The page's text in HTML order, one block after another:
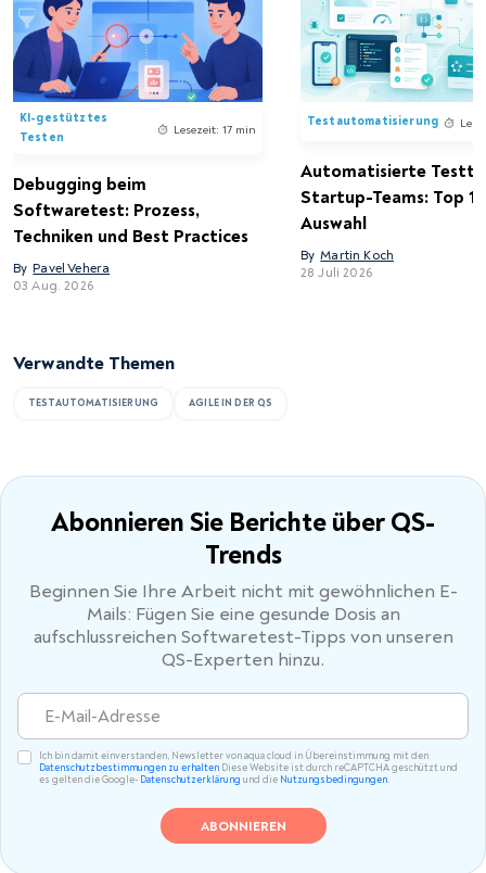
KI-gestütztes
Testen
Lesezeit: 17 min
Debugging beim
Softwaretest: Prozess,
Techniken und Best Practices
By Pavel Vehera
03 Aug. 2026
Testautomatisierung
Automatisierte
Startup-Teams: Top 15
Auswahl
By Martin Koch
28 Juli 2026
Verwandte Themen
TESTAUTOMATISIERUNG AGILE IN DER QS
Abonnieren Sie Berichte über QS-
Trends
Beginnen Sie Ihre Arbeit nicht mit gewöhnlichen E-
Mails: Fügen Sie eine gesunde Dosis an
aufschlussreichen Softwaretest-Tipps von unseren
QS-Experten hinzu.
Ich bin damit einverstanden, Newsletter von aqua cloud in Übereinstimmung mit den
Datenschutzbestimmungen zu erhalten Diese Website ist durch reCAPTCHA geschützt und
es gelten die Google- Datenschutzerklärung und die Nutzungsbedingungen.